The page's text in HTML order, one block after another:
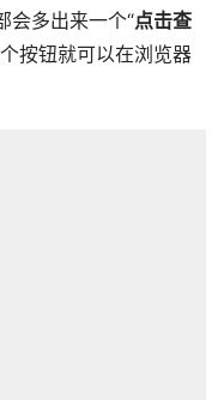
会多出来一个“点击查
按钮就可以在浏览器